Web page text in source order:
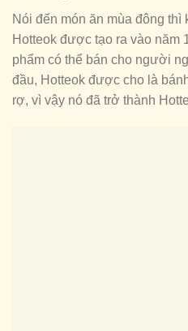
Nói đến món ăn mùa đông thì
Hotteok được tạo ra vào năm
phẩm có thể bán cho người
đầu, Hotteok được cho là
rợ, vì vậy nó đã trở thành